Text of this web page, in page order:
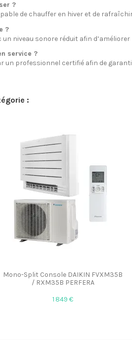
?
de chauffer en hiver et de
?
niveau sonore réduit afin
service ?
un professionnel certifié afin de
:
Mono-Split Console DAIKIN FVXM35B
/ RXM35B PERFERA
1 849 €